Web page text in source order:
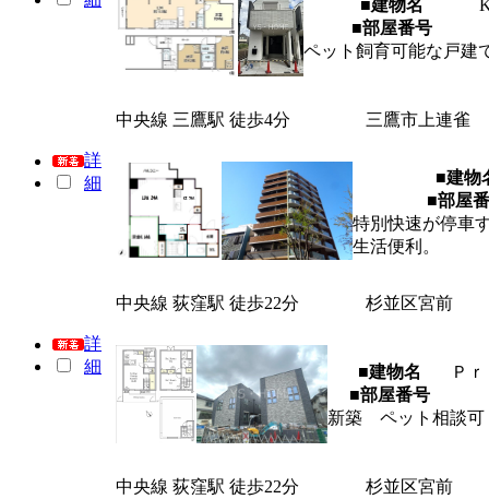
■建物名
■部屋番号
ペット飼育可能な戸建
詳
細
中央線 三鷹駅 徒歩4分 三鷹市上連雀
■建物
■部屋
特別快速が停車
生活便利。
詳
細
中央線 荻窪駅 徒歩22分 杉並区宮前
■建物名
Ｐ
■部屋番号
新築 ペット相談
中央線 荻窪駅 徒歩22分 杉並区宮前